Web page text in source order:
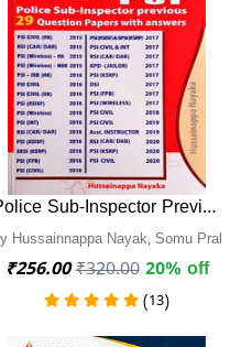
Affairs | ಮನೋಹರ
PRAKASHANA
Sub-Inspector
Hussainnappa Nayak, Somu
₹256.00 ₹320.00 20% off
(13)